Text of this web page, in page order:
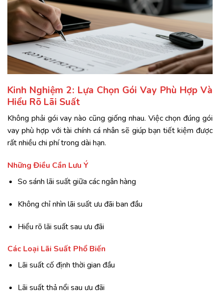
Kinh Nghiệm 2: Lựa Chọn Gói Vay Phù Hợp Và
Hiểu Rõ Lãi Suất
Không phải gói vay nào cũng giống nhau. Việc chọn đúng gói
vay phù hợp với tài chính cá nhân sẽ giúp bạn tiết kiệm được
rất nhiều chi phí trong dài hạn.
Những Điều Cần Lưu Ý
So sánh lãi suất giữa các ngân hàng
Không chỉ nhìn lãi suất ưu đãi ban đầu
Hiểu rõ lãi suất sau ưu đãi
Các Loại Lãi Suất Phổ Biến
Lãi suất cố định thời gian đầu
Lãi suất thả nổi sau ưu đãi